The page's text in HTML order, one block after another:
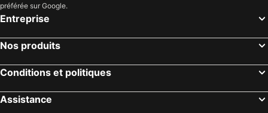
préférée sur Google.
Entreprise
Nos produits
Conditions et politiques
Assistance